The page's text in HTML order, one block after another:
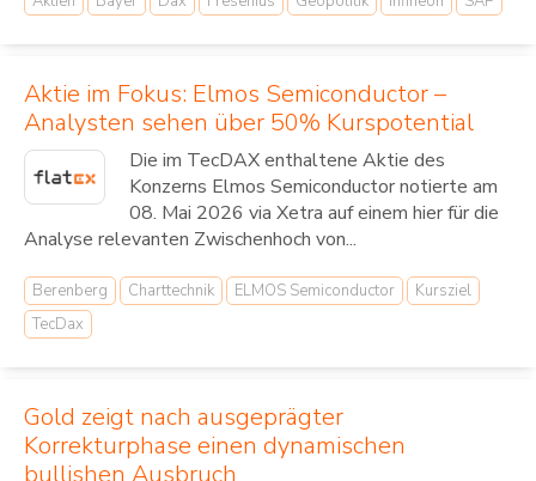
Aktie im Fokus: Elmos Semiconductor –
Analysten sehen über 50% Kurspotential
Die im TecDAX enthaltene Aktie des
Konzerns Elmos Semiconductor notierte am
08. Mai 2026 via Xetra auf einem hier für die
Analyse relevanten Zwischenhoch von...
Berenberg Charttechnik ELMOS Semiconductor
Kursziel
TecDax
Gold zeigt nach ausgeprägter
Korrekturphase einen dynamischen
bullishen Ausbruch